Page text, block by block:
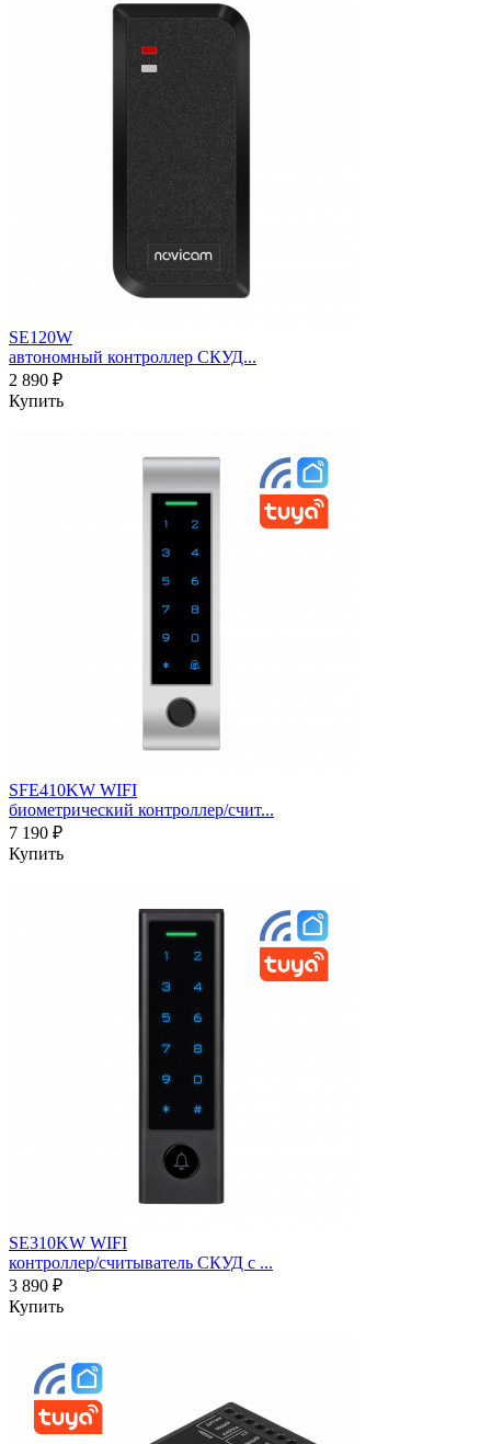
SE120W
автономный контроллер СКУД...
2 890 ₽
Купить
SFE410KW WIFI
биометрический контроллер/счит...
7 190 ₽
Купить
SE310KW WIFI
контроллер/считыватель СКУД c ...
3 890 ₽
Купить